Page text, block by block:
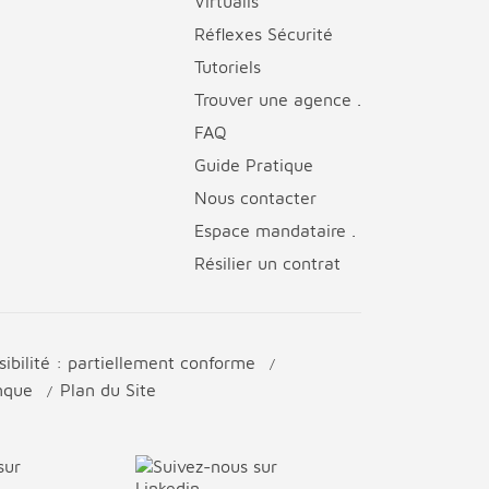
Réflexes Sécurité
Tutoriels
Trouver une agence .
FAQ
Guide Pratique
Nous contacter
Espace mandataire .
Résilier un contrat
: partiellement conforme
Plan du Site